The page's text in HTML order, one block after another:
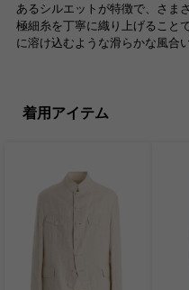
あるシルエットが特徴で、さま
極細糸を丁寧に織り上げること
に溶け込むような滑らかな風合
着用アイテム